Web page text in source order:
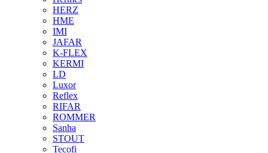
HERZ
HME
IMI
JAFAR
K-FLEX
KERMI
LD
Luxor
Reflex
RIFAR
ROMMER
Sanha
STOUT
Tecofi